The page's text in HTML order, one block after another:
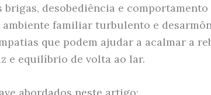
brigas, desobediência e comportamento
ambiente familiar turbulento e
que podem ajudar a acalmar a
e equilíbrio de volta ao lar.